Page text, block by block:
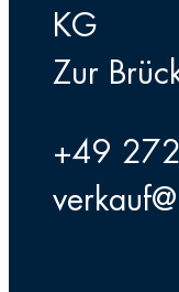
KG
Zur
+49